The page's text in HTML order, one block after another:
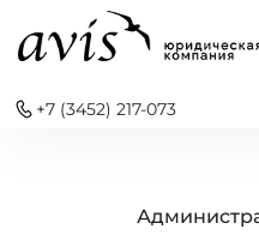
+7 (3452) 217-073